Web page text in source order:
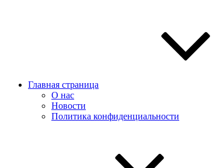
Главная страница
О нас
Новости
Политика конфиденциальности